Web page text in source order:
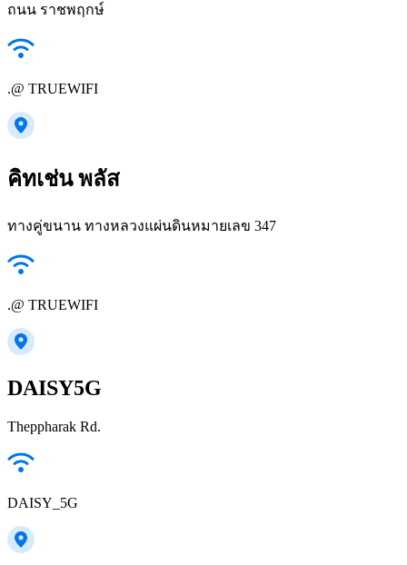
ถนน ราชพฤกษ์
.@ TRUEWIFI
คิทเช่น พลัส
ทางคู่ขนาน ทางหลวงแผ่นดินหมายเลข 347
.@ TRUEWIFI
DAISY5G
Theppharak Rd.
DAISY_5G